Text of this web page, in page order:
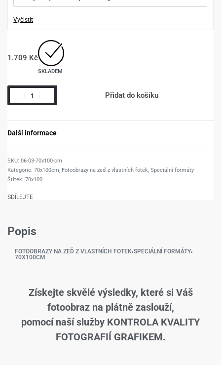
Vyčistit
1.709 Kč
SKLADEM
Přidat do košíku
Další informace
06-03-70x100-cm
Kategorie: 70x100cm, Fotoobrazy na zeď z vlastních fotek, Speciální formáty
Štítek: 70x100
SDÍLEJTE
Popis
FOTOOBRAZY NA ZEĎ Z VLASTNÍCH FOTEK›SPECIÁLNÍ FORMÁTY›
70X100CM
Získejte skvělé výsledky, které si Váš
fotoobraz na plátně zaslouží,
pomocí naší služby KONTROLA KVALITY
FOTOGRAFIÍ GRAFIKEM.